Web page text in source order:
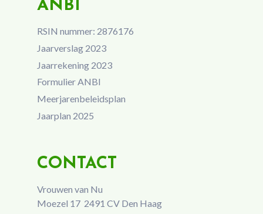
ANBI
RSIN nummer: 2876176
Jaarverslag 2023
Jaarrekening 2023
Formulier ANBI
Meerjarenbeleidsplan
Jaarplan 2025
CONTACT
Vrouwen van Nu
Moezel 17 2491 CV Den Haag